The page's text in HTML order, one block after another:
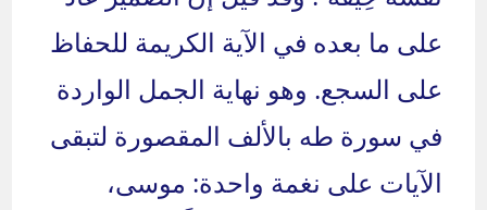
على ما بعده في الآية الكريمة للحفاظ
على السجع. وهو نهاية الجمل الواردة
في سورة طه بالألف المقصورة لتبقى
الآيات على نغمة واحدة: موسى،